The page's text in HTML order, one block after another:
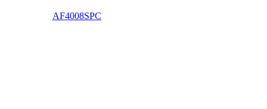
AF4008SPC